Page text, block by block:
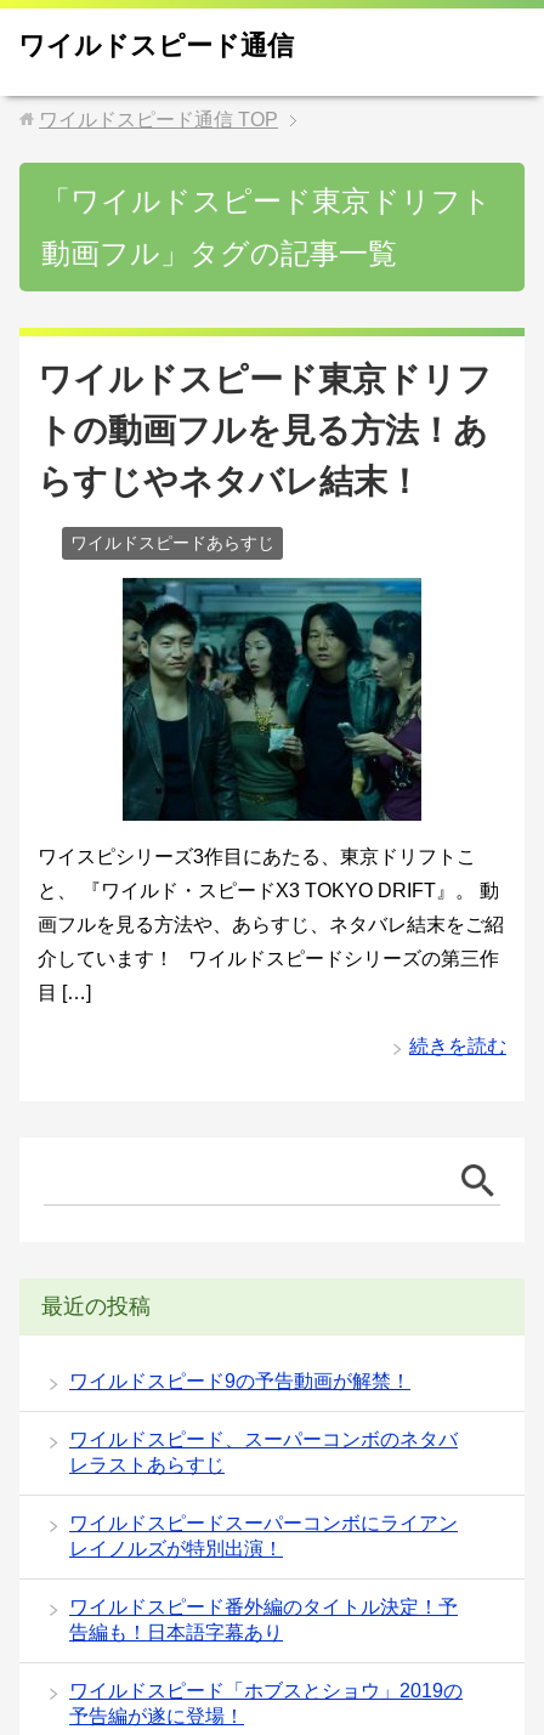
ワイルドスピード通信
ワイルドスピード通信 TOP
「ワイルドスピード東京ドリフト
動画フル」タグの記事一覧
ワイルドスピード東京ドリフ
トの動画フルを見る方法！あ
らすじやネタバレ結末！
ワイルドスピードあらすじ
ワイスピシリーズ3作目にあたる、東京ドリフトこ
と、 『ワイルド・スピードX3 TOKYO DRIFT』。 動
画フルを見る方法や、あらすじ、ネタバレ結末をご紹
介しています！ ワイルドスピードシリーズの第三作
目 […]
続きを読む
最近の投稿
ワイルドスピード9の予告動画が解禁！
ワイルドスピード、スーパーコンボのネタバ
レラストあらすじ
ワイルドスピードスーパーコンボにライアン
レイノルズが特別出演！
ワイルドスピード番外編のタイトル決定！予
告編も！日本語字幕あり
ワイルドスピード「ホブスとショウ」2019の
予告編が遂に登場！